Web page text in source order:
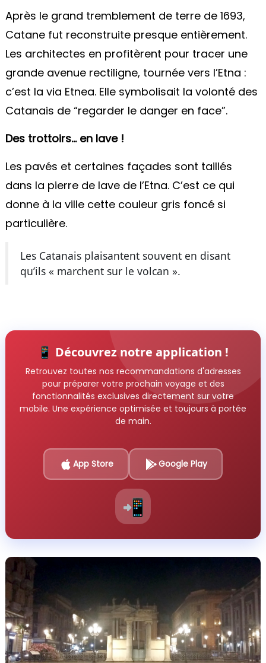
Après le grand tremblement de terre de 1693,
Catane fut reconstruite presque entièrement.
Les architectes en profitèrent pour tracer une
grande avenue rectiligne, tournée vers l’Etna :
c’est la via Etnea. Elle symbolisait la volonté des
Catanais de “regarder le danger en face”.
Des trottoirs… en lave !
Les pavés et certaines façades sont taillés
dans la pierre de lave de l’Etna. C’est ce qui
donne à la ville cette couleur gris foncé si
particulière.
Les Catanais plaisantent souvent en disant
qu’ils « marchent sur le volcan ».
📱 Découvrez notre application !
Retrouvez toutes nos recommandations d'adresses
pour préparer votre prochain voyage et des
fonctionnalités exclusives directement sur votre
mobile. Une expérience optimisée et toujours à portée
de main.
App Store Google Play
📲